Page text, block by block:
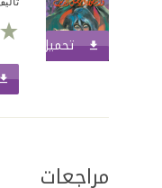
تحميل الكتاب
مراجعات